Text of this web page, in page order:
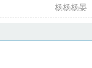
杨杨杨晏